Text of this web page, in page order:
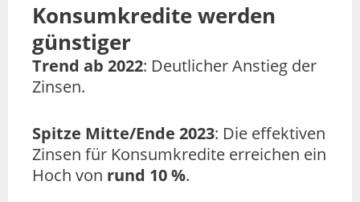
Konsumkredite werden
günstiger
Trend ab 2022: Deutlicher Anstieg der
Zinsen.
Spitze Mitte/Ende 2023: Die effektiven
Zinsen für Konsumkredite erreichen ein
Hoch von rund 10 %.